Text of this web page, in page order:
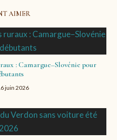
AIMER
: Camargue–Slovénie pour
juin 2026